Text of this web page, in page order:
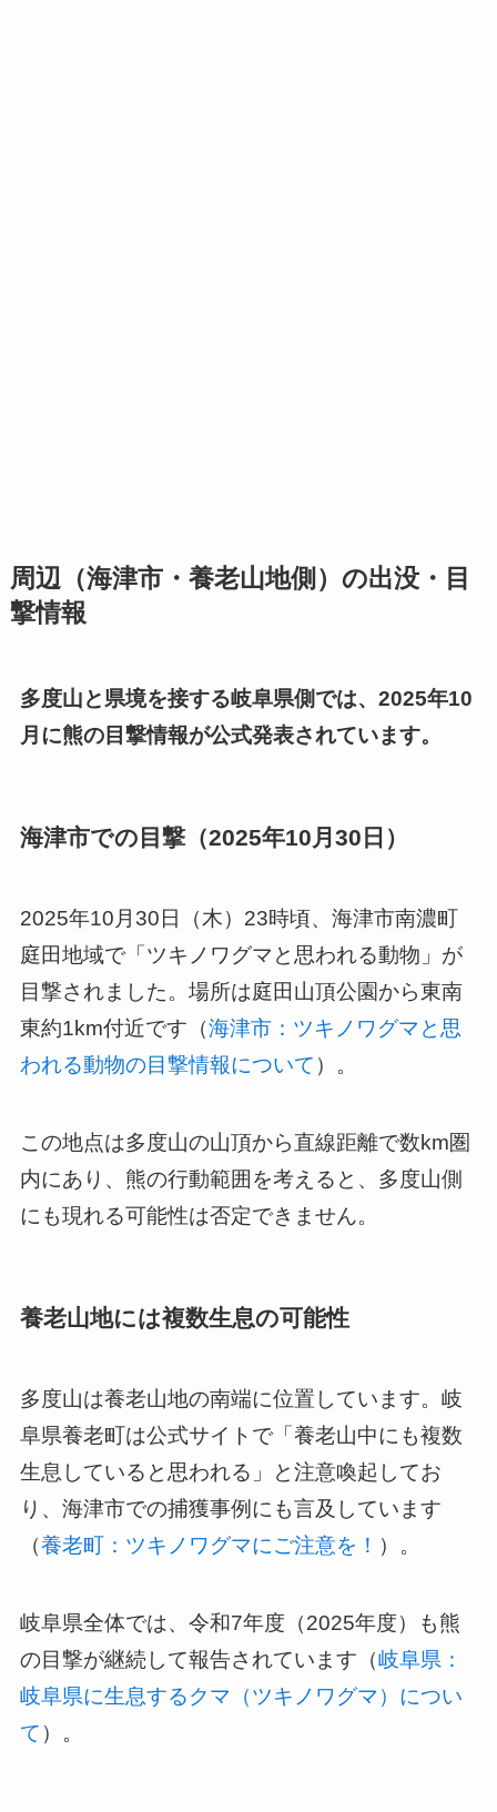
周辺（海津市・養老山地側）の出没・目
撃情報
多度山と県境を接する岐阜県側では、2025年10
月に熊の目撃情報が公式発表されています。
海津市での目撃（2025年10月30日）
2025年10月30日（木）23時頃、海津市南濃町
庭田地域で「ツキノワグマと思われる動物」が
目撃されました。場所は庭田山頂公園から東南
東約1km付近です（海津市：ツキノワグマと思
われる動物の目撃情報について ）。
この地点は多度山の山頂から直線距離で数km圏
内にあり、熊の行動範囲を考えると、多度山側
にも現れる可能性は否定できません。
養老山地には複数生息の可能性
多度山は養老山地の南端に位置しています。岐
阜県養老町は公式サイトで「養老山中にも複数
生息していると思われる」と注意喚起してお
り、海津市での捕獲事例にも言及しています
（養老町：ツキノワグマにご注意を！ ）。
岐阜県全体では、令和7年度（2025年度）も熊
の目撃が継続して報告されています（岐阜県：
岐阜県に生息するクマ（ツキノワグマ）につい
て ）。